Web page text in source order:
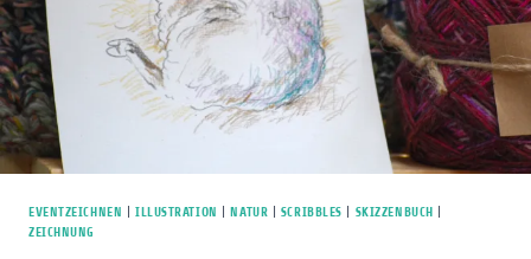
EVENTZEICHNEN ILLUSTRATION |NATUR SCRIBBLES SKIZZENBUCH
ZEICHNUNG